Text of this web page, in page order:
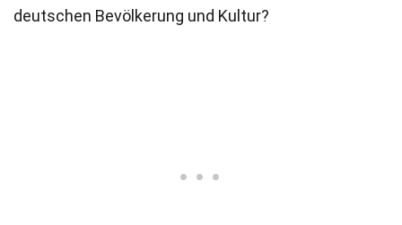
deutschen Bevölkerung und Kultur?